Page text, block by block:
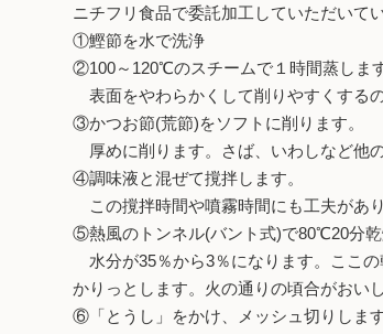
ニチフリ食品で委託加工していただいてい
①鰹節を水で洗浄
②100～120℃のスチームで１時間蒸します
表面をやわらかくして削りやすくする
③かつお節(荒節)をソフトに削ります。
厚めに削ります。さば、いわしなど他
④調味液と混ぜて撹拌します。
この撹拌時間や噴霧時間にも工夫があり
⑤熱風のトンネル(バント式)で80℃20分乾
水分が35％から3％になります。ここの
かりっとします。火の通りの頃合がおい
⑥「とうし」をかけ、メッシュ切りします